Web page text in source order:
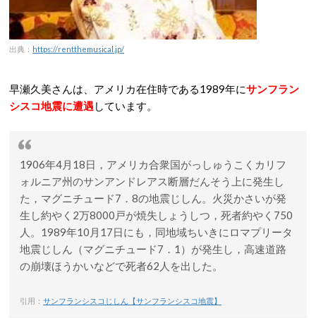
出典： https://rentthemusical.jp/
早瀬久美さんは、アメリカ在住時である1989年にサンフラン
シスコ地震に遭遇 しています。
1906年4月18日，アメリカ合衆国がっしゅうこくカリフ
ォルニア州のサンアンドレアス断層だんそう上に発生し
た，マグニチュード7．8の地震じしん。火災かさいが発
生し約やく2万8000戸が焼失しょうしつ，死者約やく750
人。1989年10月17日にも，同地域ちいきにロマプリータ
地震じしん（マグニチュード7．1）が発生し，高速道路
の崩壊ほうかいなどで死者62人を出した。
引用： サンフランシスコじしん【サンフランシスコ地震】